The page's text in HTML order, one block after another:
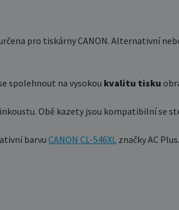
pro tiskárny CANON. Alternativní
spolehnout na vysokou kvalitu tisku
Obě kazety jsou kompatibilní se
barvu CANON CL-546XL značky AC